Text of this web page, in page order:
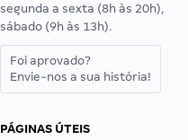
segunda a sexta (8h às 20h),
sábado (9h às 13h).
Foi aprovado?
Envie-nos a sua história!
PÁGINAS ÚTEIS